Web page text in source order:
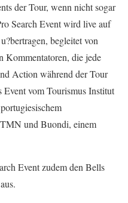
der Tour, wenn nicht sogar
Search Event wird live auf
begleitet von
Kommentatoren, die jede
Action während der Tour
Event vom Tourismus Institut
und Buondi, einem
Event zudem den Bells